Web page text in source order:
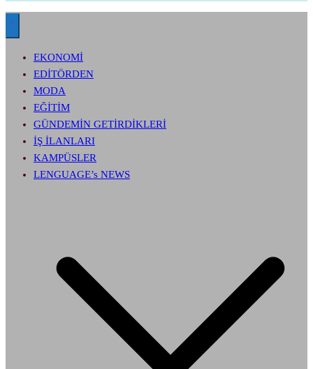
EKONOMİ
EDİTÖRDEN
MODA
EĞİTİM
GÜNDEMİN GETİRDİKLERİ
İŞ İLANLARI
KAMPÜSLER
LENGUAGE’s NEWS